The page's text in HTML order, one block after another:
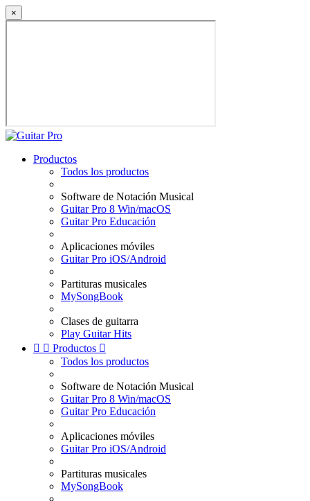
×
Productos
Todos los productos
Software de Notación Musical
Guitar Pro 8 Win/macOS
Guitar Pro Educación
Aplicaciones móviles
Guitar Pro iOS/Android
Partituras musicales
MySongBook
Clases de guitarra
Play Guitar Hits
  Productos 
Todos los productos
Software de Notación Musical
Guitar Pro 8 Win/macOS
Guitar Pro Educación
Aplicaciones móviles
Guitar Pro iOS/Android
Partituras musicales
MySongBook